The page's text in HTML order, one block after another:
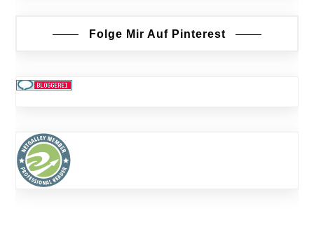
Folge Mir Auf Pinterest